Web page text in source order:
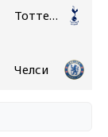
Тоттенхэм
Челси